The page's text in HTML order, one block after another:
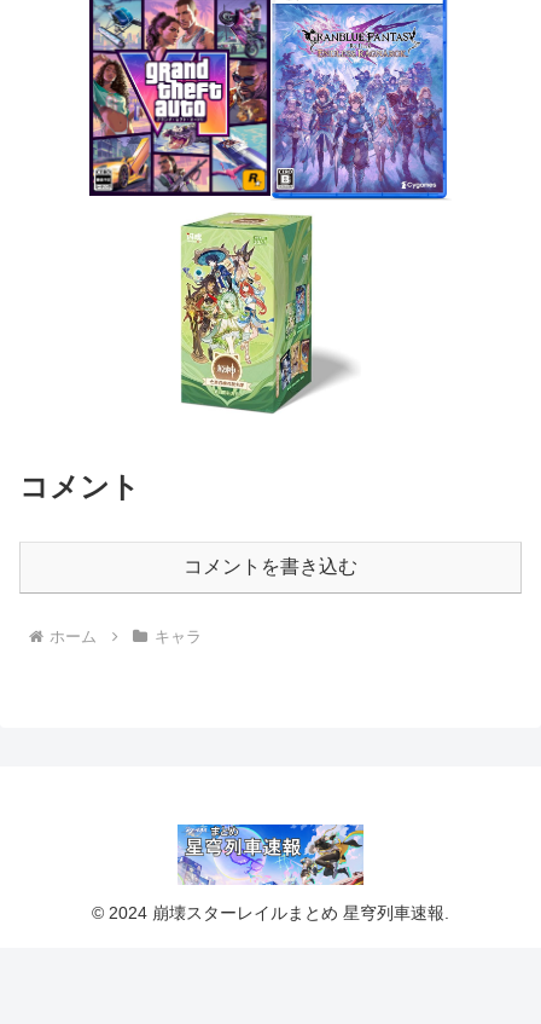
コメント
コメントを書き込む
ホーム キャラ
© 2024 崩壊スターレイルまとめ 星穹列車速報.